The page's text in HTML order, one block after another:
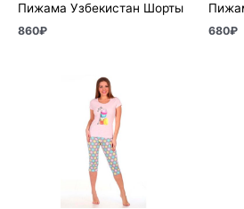
Пижама Узбекистан Шорты
860₽ 680₽